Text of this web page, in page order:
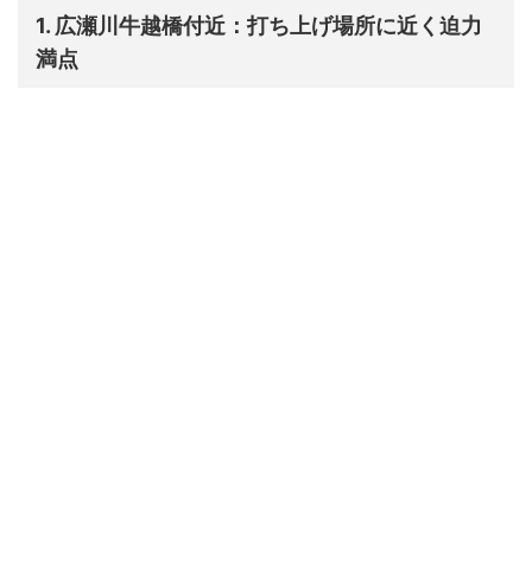
1. 広瀬川牛越橋付近：打ち上げ場所に近く迫力
満点